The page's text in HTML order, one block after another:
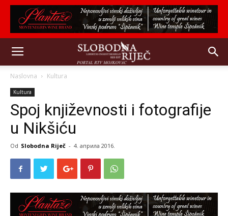
Naslovna Kultura
Kultura
Spoj književnosti i fotografije
u Nikšiću
Od Slobodna Riječ - 4. априла 2016.